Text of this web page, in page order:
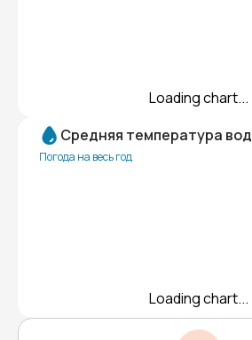
Loading chart...
Средняя температура
Погода на весь год
Loading chart...